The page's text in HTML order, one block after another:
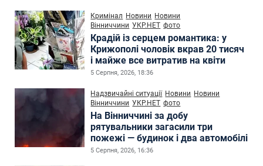
Кримінал Новини Новини
Вінниччини УКР.НЕТ фото
Крадій із серцем романтика: у
Крижополі чоловік вкрав 20 тисяч
і майже все витратив на квіти
5 Серпня, 2026, 18:36
Надзвичайні ситуації Новини Новини
Вінниччини УКР.НЕТ фото
На Вінниччині за добу
рятувальники загасили три
пожежі — будинок і два автомобілі
5 Серпня, 2026, 16:36